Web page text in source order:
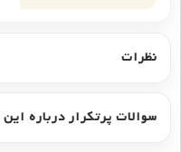
نظرات
سوالات پرتکرار درباره